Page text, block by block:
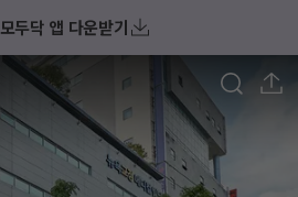
모두닥 앱 다운받기